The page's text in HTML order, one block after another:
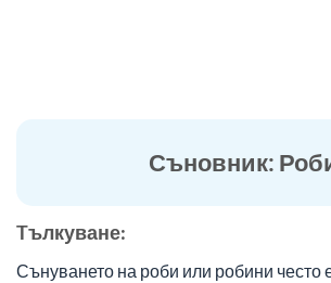
Съновник:
Tълкуване:
Сънуването на роби или робини често